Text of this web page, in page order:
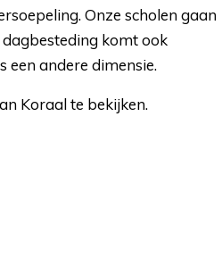
Onze scholen gaan
komt ook
een andere dimensie.
Koraal te bekijken.